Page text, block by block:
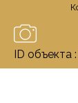
ID объекта